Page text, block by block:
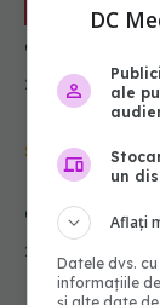
EXCLUSIV
cărbune
de pe pasta
Gabor:
curățare,
rău dinților
25.02.2023, 16:15
dinților
tratament.
boli de
complicații
23.01.2023, 22:00
DC
ale
un
Aflați
Datele dvs.
informațiile